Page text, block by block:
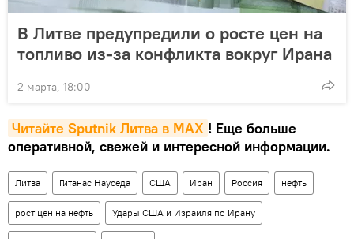
В Литве предупредили о росте цен на
топливо из-за конфликта вокруг Ирана
2 марта, 18:00
Читайте Sputnik Литва в MAX ! Еще больше
оперативной, свежей и интересной информации.
Литва Гитанас Науседа США Иран Россия нефть
рост цен на нефть Удары США и Израиля по Ирану